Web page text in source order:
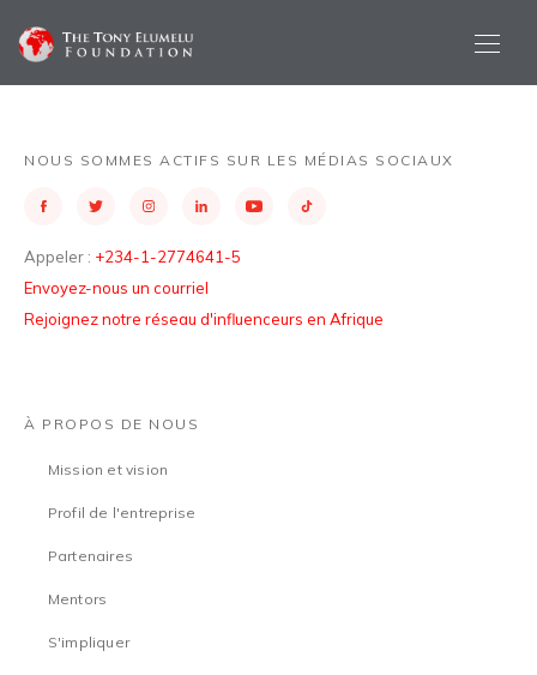
NOUS SOMMES ACTIFS SUR LES MÉDIAS SOCIAUX
Appeler : +234-1-2774641-5
Envoyez-nous un courriel
Rejoignez notre réseau d'influenceurs en Afrique
À PROPOS DE NOUS
Mission et vision
Profil de l'entreprise
Partenaires
Mentors
S'impliquer